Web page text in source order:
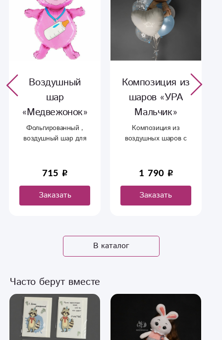
Воздушный
шар
«Медвежонок»
Фольгированный ,
воздушный шар для
715
Заказать
Композиция из
шаров «УРА
Мальчик»
Композиция из
воздушных шаров с
.
1 790
Заказать
В каталог
Часто берут вместе